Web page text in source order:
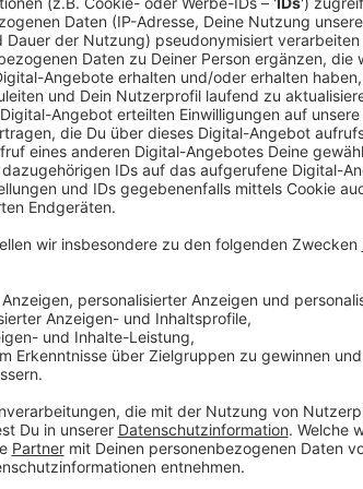
Anzeige
CDU will zügig mehr Licht
Anzeige
Deswegen solle jetzt auch schnellstmöglich
Bisher sei das nicht im Gespräch, kritisiert
aber beispielsweise Bremsschwellen
Anzeige
Weitere Meldungen aus Leverkusen
Anzeige